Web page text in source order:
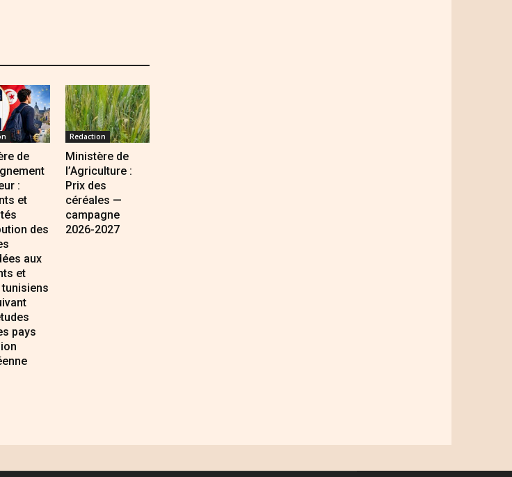
de
:
et
des
aux
et
pays
Redaction
Ministère de
l’Agriculture :
Prix des
céréales —
campagne
2026-2027